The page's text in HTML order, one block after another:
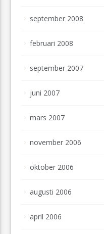
september 2008
februari 2008
september 2007
juni 2007
mars 2007
november 2006
oktober 2006
augusti 2006
april 2006